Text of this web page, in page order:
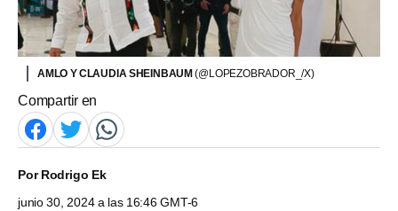
AMLO Y CLAUDIA SHEINBAUM(@LOPEZOBRADOR_/X)
Compartir en
PorRodrigo Ek
junio 30, 2024 a las 16:46 GMT-6